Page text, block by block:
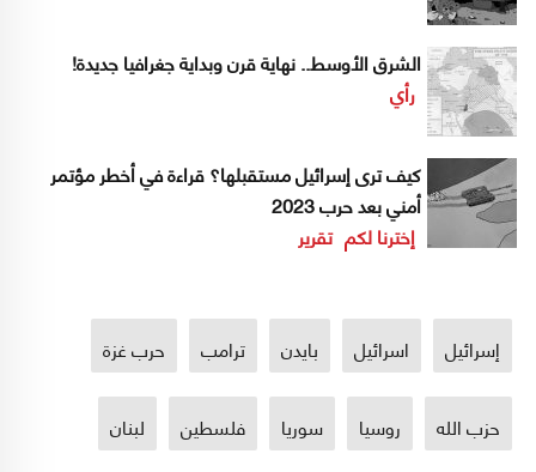
الشرق الأوسط.. نهاية قرن وبداية جغرافيا جديدة!
رأي
كيف ترى إسرائيل مستقبلها؟ قراءة في أخطر مؤتمر
أمني بعد حرب 2023
إخترنا لكم تقرير
إسرائيل اسرائيل بايدن ترامب حرب غزة
حزب الله روسيا سوريا فلسطين لبنان